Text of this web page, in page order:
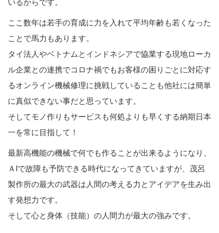
ここ数年は若手の育成に力を入れて平均年齢も若くなった
ことで馬力もあります。
タイ法人やベトナムとインドネシアで協業する現地ローカ
ル企業との連携でコロナ禍でもお客様の困りごとに対応す
るオンライン機械修理に挑戦していることも他社には簡単
に真似できない事だと思っています。
そしてモノ作りもサービスも何処よりも早くする納期日本
一を常に目指して！
最新高機能の機械で何でも作ることが出来るようになり、
ＡIで故障も予防できる時代になってきていますが、茂呂
製作所の最大の武器は人間の考える力とアイデアを生み出
す発想力です。
そして心と身体（技能）の人間力が最大の強みです。